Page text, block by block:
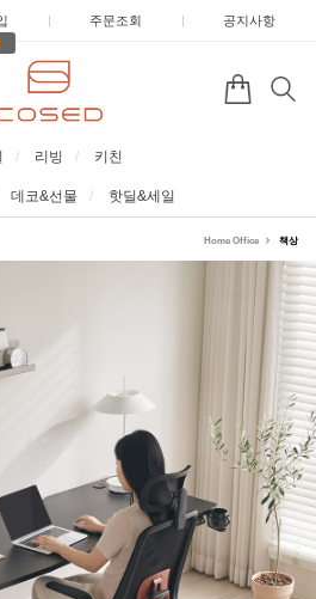
| 주문조회 | 공지사항
리빙 키친
데코&선물 핫딜&세일
Home Office 책상